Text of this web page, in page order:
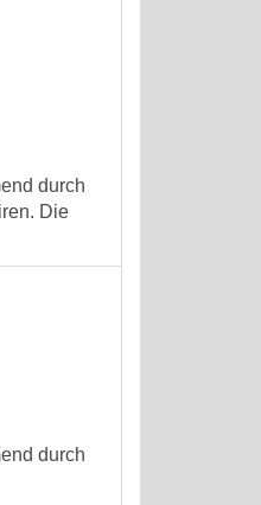
durch
Die
durch